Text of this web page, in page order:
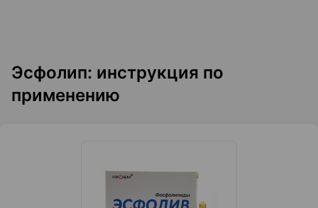
Эсфолип: инструкция по
применению